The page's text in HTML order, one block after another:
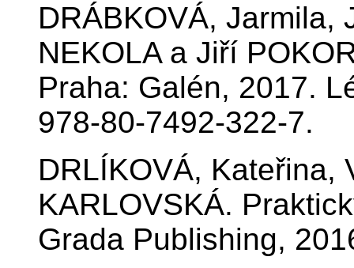
DRÁBKOVÁ, Jarmila,
NEKOLA a Jiří
Praha: Galén, 2017.
978-80-7492-322-7.
DRLÍKOVÁ, Kateřina,
KARLOVSKÁ.
Grada Publishing,